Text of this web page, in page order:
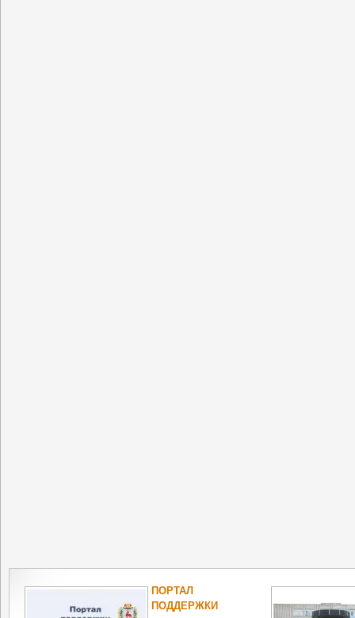
ПОРТАЛ
ПОДДЕРЖКИ